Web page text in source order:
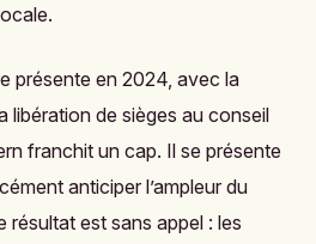
présente en 2024, avec la
libération de sièges au conseil
franchit un cap. Il se présente
anticiper l’ampleur du
résultat est sans appel : les